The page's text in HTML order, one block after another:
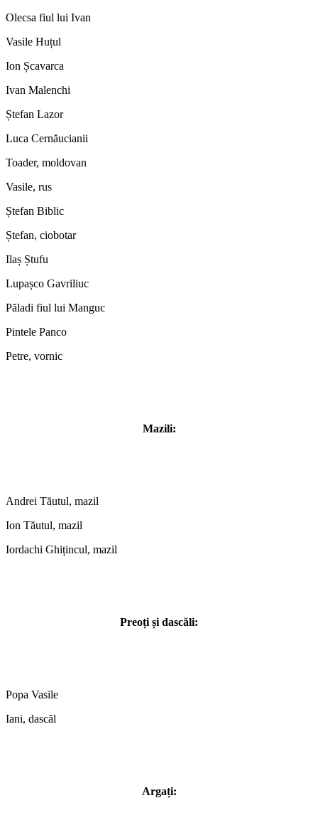
Olecsa fiul lui Ivan
Vasile Huțul
Ion Șcavarca
Ivan Malenchi
Ștefan Lazor
Luca Cernăucianii
Toader, moldovan
Vasile, rus
Ștefan Biblic
Ștefan, ciobotar
Ilaș Ștufu
Lupașco Gavriliuc
Păladi fiul lui Manguc
Pintele Panco
Petre, vornic
Mazili:
Andrei Tăutul, mazil
Ion Tăutul, mazil
Iordachi Ghițincul, mazil
Preoți și dascăli:
Popa Vasile
Iani, dascăl
Argați: